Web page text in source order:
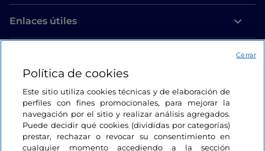
Enlaces útiles
Estamos en contacto
Política de cookies
Este sitio utiliza cookies técnicas y de elaboración de
perfiles con fines promocionales, para mejorar la
navegación por el sitio y realizar análisis agregados.
Puede decidir qué cookies (divididas por categorías)
prestar, rechazar o revocar su consentimiento en
cualquier momento accediendo a la sección
Cerrar